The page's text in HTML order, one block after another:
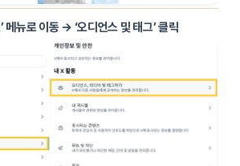
메뉴로 이동 → ‘오디언스 및 태그’ 클릭